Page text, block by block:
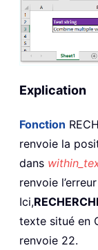
Explication
Fonction
renvoie la
dans
renvoie
Ici,
texte situé en
renvoie 22.